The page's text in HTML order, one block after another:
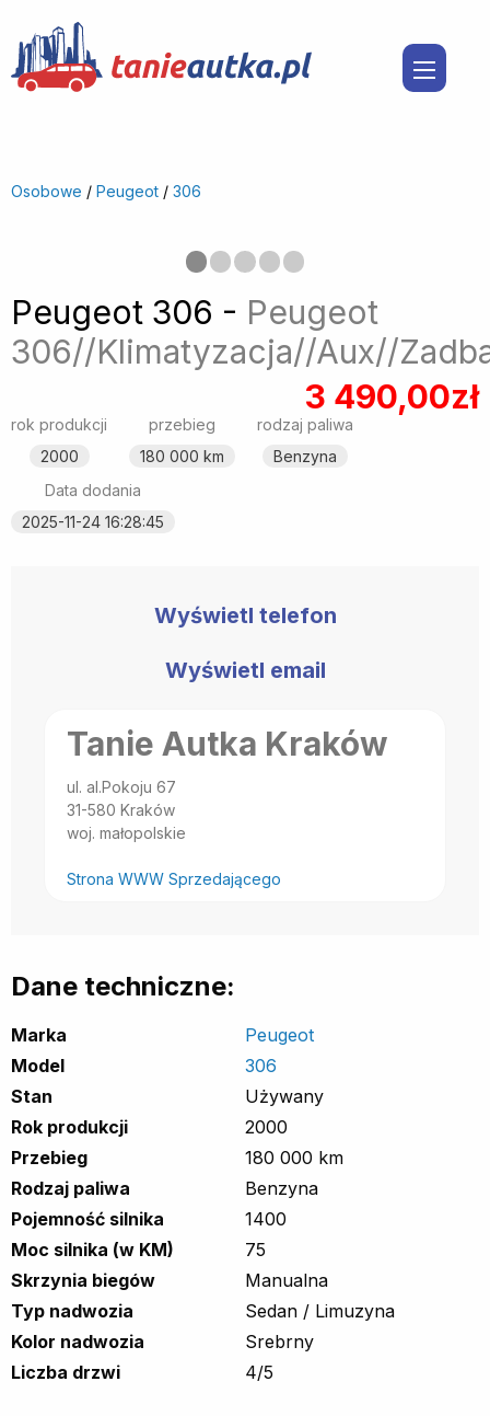
Osobowe / Peugeot / 306
Peugeot 306 - Peugeot
306//Klimatyzacja//Aux//
3 490,00zł
rok produkcji
2000
przebieg
180 000 km
rodzaj paliwa
Benzyna
Data dodania
2025-11-24 16:28:45
Wyświetl telefon
Wyświetl email
Tanie Autka Kraków
ul. al.Pokoju 67
31-580 Kraków
woj. małopolskie
Strona WWW Sprzedającego
Dane techniczne:
Marka
Peugeot
Model
306
Stan
Używany
Rok produkcji
2000
Przebieg
180 000 km
Rodzaj paliwa
Benzyna
Pojemność silnika
1400
Moc silnika (w KM)
75
Skrzynia biegów
Manualna
Typ nadwozia
Sedan / Limuzyna
Kolor nadwozia
Srebrny
Liczba drzwi
4/5